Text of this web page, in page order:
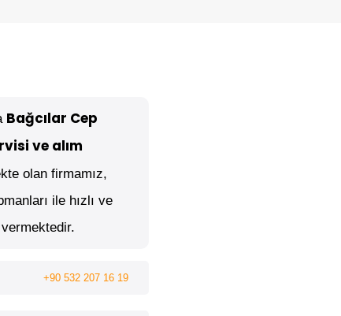
Bağcılar Cep
ve alım
olan firmamız,
ile hızlı ve
+90 532 207 16 19